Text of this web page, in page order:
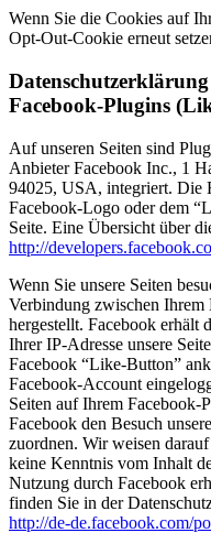
Wenn Sie die Cookies auf
Opt-Out-Cookie erneut
Facebook-Plugins
Auf unseren Seiten sind
Anbieter Facebook Inc., 1
94025, USA, integriert. Die
Facebook-Logo oder dem
Seite. Eine Übersicht über
http://
Wenn Sie unsere Seiten
Verbindung zwischen Ihrem
hergestellt. Facebook erhält
Ihrer IP-Adresse unsere
Facebook “Like-Button”
Facebook-Account
Seiten auf Ihrem
Facebook den Besuch
zuordnen. Wir weisen
keine Kenntnis vom Inhalt
Nutzung durch Facebook
finden Sie in der
http://de-de.facebook.com/